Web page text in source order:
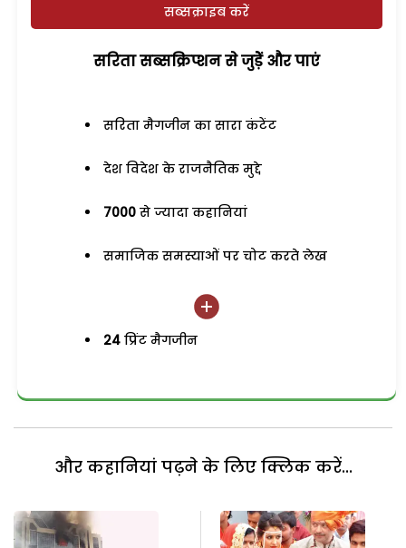
सब्सक्राइब करें
सरिता सब्सक्रिप्शन से जुड़ेें और पाएं
सरिता मैगजीन का सारा कंटेंट
देश विदेश के राजनैतिक मुद्दे
7000 से ज्यादा कहानियां
समाजिक समस्याओं पर चोट करते लेख
24 प्रिंट मैगजीन
और कहानियां पढ़ने के लिए क्लिक करें...